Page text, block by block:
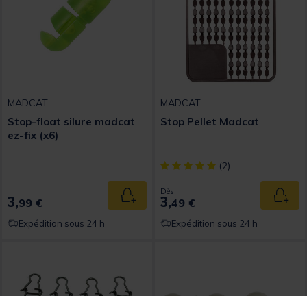
MADCAT
Stop-float silure madcat
ez-fix (x6)
3,99 € Ajouter au panier
Expédition sous 24 h
MADCAT
Stop Pellet Madcat
[object Object] out of 5
(2)
Dès
3,49 €
Expédition sous 24 h